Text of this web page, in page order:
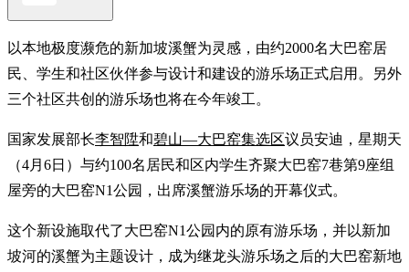
以本地极度濒危的新加坡溪蟹为灵感，由约2000名大巴窑居
民、学生和社区伙伴参与设计和建设的游乐场正式启用。另外
三个社区共创的游乐场也将在今年竣工。
国家发展部长李智陞和碧山—大巴窑集选区议员安迪，星期天
（4月6日）与约100名居民和区内学生齐聚大巴窑7巷第9座组
屋旁的大巴窑N1公园，出席溪蟹游乐场的开幕仪式。
这个新设施取代了大巴窑N1公园内的原有游乐场，并以新加
坡河的溪蟹为主题设计，成为继龙头游乐场之后的大巴窑新地